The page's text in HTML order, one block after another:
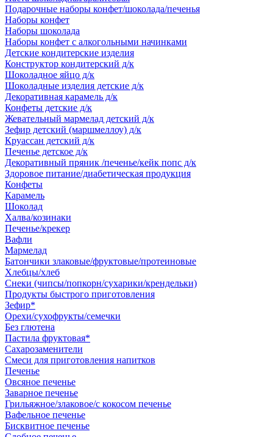
Подарочные наборы конфет/шоколада/печенья
Наборы конфет
Наборы шоколада
Наборы конфет с алкогольными начинками
Детские кондитерские изделия
Конструктор кондитерский д/к
Шоколадное яйцо д/к
Шоколадные изделия детские д/к
Декоративная карамель д/к
Конфеты детские д/к
Жевательный мармелад детский д/к
Зефир детский (маршмеллоу) д/к
Круассан детский д/к
Печенье детское д/к
Декоративный пряник /печенье/кейк попс д/к
Здоровое питание/диабетическая продукция
Конфеты
Карамель
Шоколад
Халва/козинаки
Печенье/крекер
Вафли
Мармелад
Батончики злаковые/фруктовые/протеиновые
Хлебцы/хлеб
Снеки (чипсы/попкорн/сухарики/крендельки)
Продукты быстрого приготовления
Зефир*
Орехи/сухофрукты/семечки
Без глютена
Пастила фруктовая*
Сахарозаменители
Смеси для приготовления напитков
Печенье
Овсяное печенье
Заварное печенье
Грильяжное/злаковое/с кокосом печенье
Вафельное печенье
Бисквитное печенье